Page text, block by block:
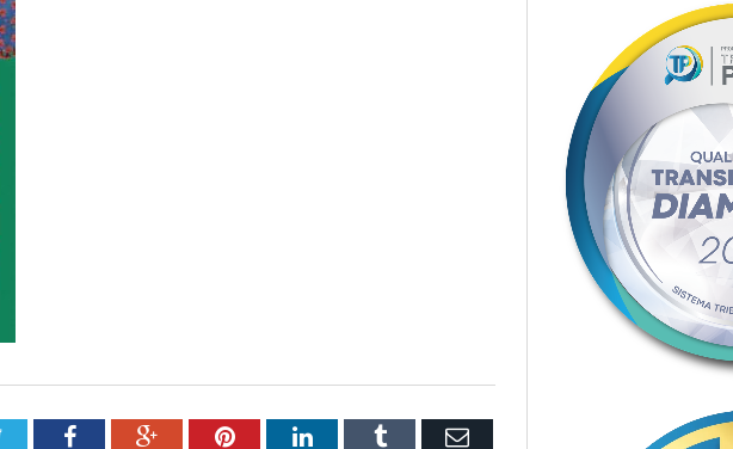
TwitterFacebookGoogle+PinterestLinkedInTumblr Email